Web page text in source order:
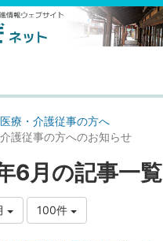
医療・介護従事の方へ
護従事の方へのお知らせ
6月の記事一覧
100件